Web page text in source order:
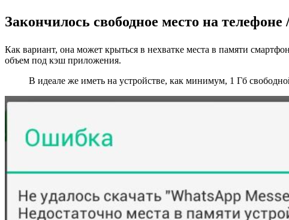
Закончилось свободное место на
Как вариант, она может крыться в нехватке места в памяти
объем под кэш приложения.
В идеале же иметь на устройстве, как минимум, 1 Гб